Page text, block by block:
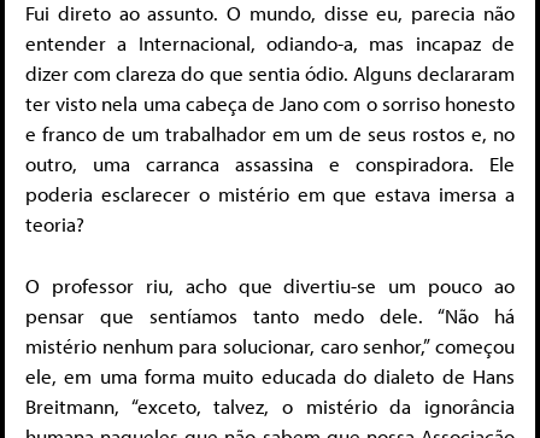
Fui direto ao assunto. O mundo, disse eu, parecia não
entender a Internaci­onal, odiando-a, mas incapaz de
dizer com clareza do que sentia ódio. Alguns declararam
ter visto nela uma cabeça de Jano com o sorriso honesto
e franco de um trabalhador em um de seus rostos e, no
outro, uma carranca assassina e cons­piradora. Ele
poderia esclarecer o mistério em que estava imersa a
teoria?
O professor riu, acho que divertiu-se um pouco ao
pensar que sentíamos tanto medo dele. “Não há
mistério nenhum para solucionar, caro senhor,” começou
ele, em uma forma muito educada do dialeto de Hans
Breitmann, “exceto, talvez, o mistério da ignorância